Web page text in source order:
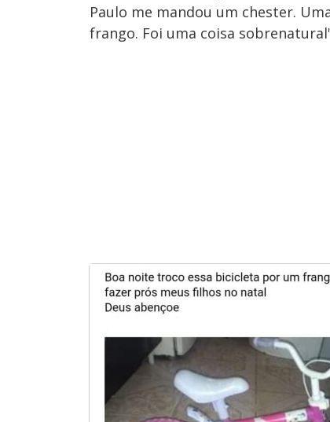
Paulo me mandou um chester.
frango. Foi uma coisa